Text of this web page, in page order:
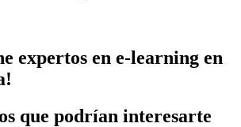
expertos en e-learning en
que podrían interesarte